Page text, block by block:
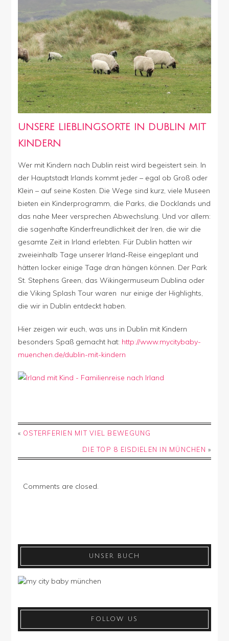
UNSERE LIEBLINGSORTE IN DUBLIN MIT
KINDERN
Wer mit Kindern nach Dublin reist wird begeistert sein. In
der Hauptstadt Irlands kommt jeder – egal ob Groß oder
Klein – auf seine Kosten. Die Wege sind kurz, viele Museen
bieten ein Kinderprogramm, die Parks, die Docklands und
das nahe Meer versprechen Abwechslung. Und vor allem:
die sagenhafte Kinderfreundlichkeit der Iren, die wir die
gesamte Zeit in Irland erlebten. Für Dublin hatten wir
zweieinhalb Tage unserer Irland-Reise eingeplant und
hätten locker einige Tage dran hängen können. Der Park
St. Stephens Green, das Wikingermuseum Dublina oder
die Viking Splash Tour waren nur einige der Highlights,
die wir in Dublin entdeckt haben.
Hier zeigen wir euch, was uns in Dublin mit Kindern
besonders Spaß gemacht hat: http://www.mycitybaby-
muenchen.de/dublin-mit-kindern
« OSTERFERIEN MIT VIEL BEWEGUNG
DIE TOP 8 EISDIELEN IN MÜNCHEN »
Comments are closed.
UNSER BUCH
FOLLOW US